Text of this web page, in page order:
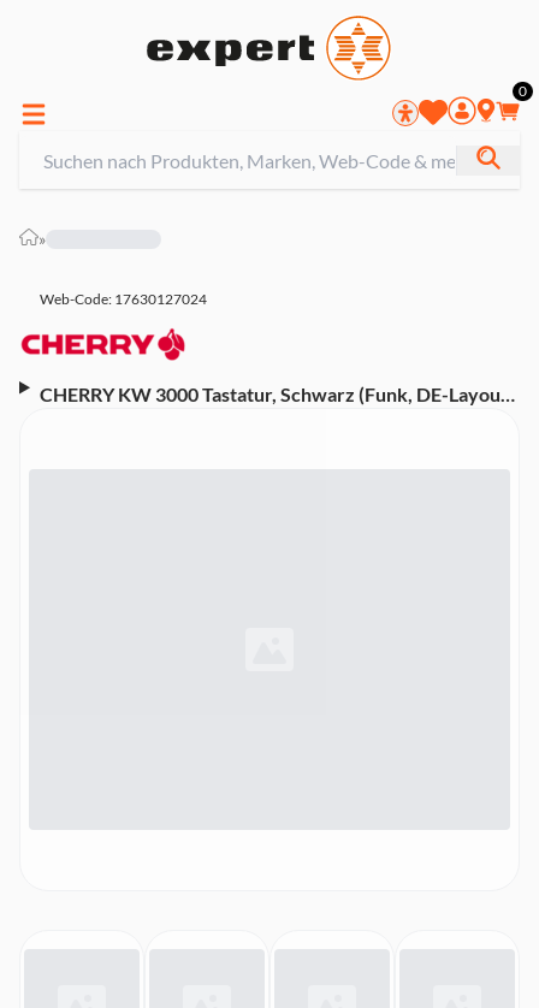
0
»
Web-Code: 17630127024
CHERRY KW 3000 Tastatur, Schwarz (Funk, DE-Layout,